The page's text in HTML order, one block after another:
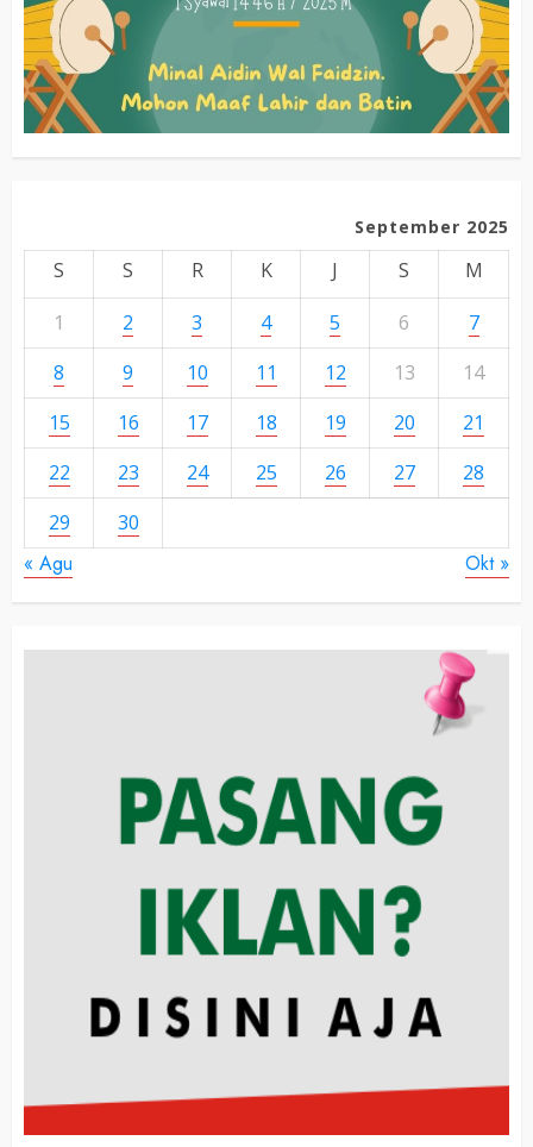
September 2025
S S R K J S
M
1
2 3 4 5 6
7
8
9 10 11 12 13
14
15
16 17 18 19 20
21
22
23 24 25 26 27
28
29
30
« Agu Okt »